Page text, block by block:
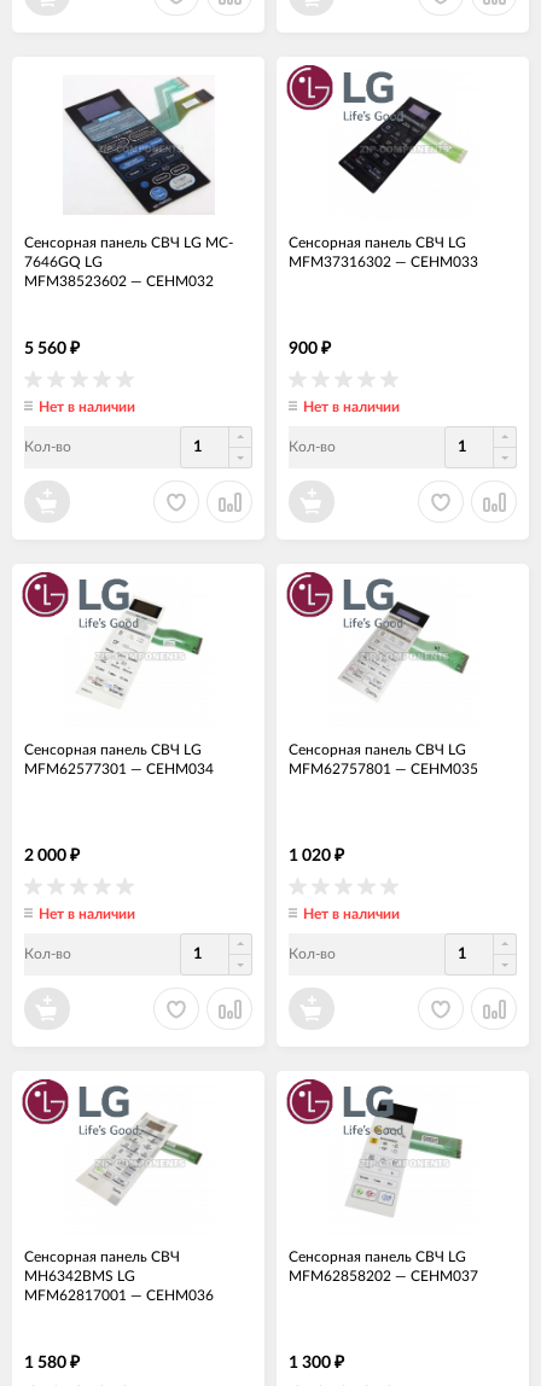
Сенсорная панель СВЧ LG MC-
7646GQ LG
MFM38523602 — СЕНМ032
5 560 ₽
Нет в наличии
Кол-во
Сенсорная панель СВЧ LG
MFM37316302 — СЕНМ033
900 ₽
Нет в наличии
Кол-во
Сенсорная панель СВЧ LG
MFM62577301 — СЕНМ034
2 000 ₽
Нет в наличии
Кол-во
Сенсорная панель СВЧ LG
MFM62757801 — СЕНМ035
1 020 ₽
Нет в наличии
Кол-во
Сенсорная панель СВЧ
MH6342BMS LG
MFM62817001 — СЕНМ036
1 580 ₽
Сенсорная панель СВЧ LG
MFM62858202 — СЕНМ037
1 300 ₽